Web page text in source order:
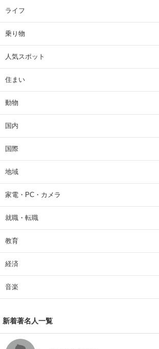
ライフ
乗り物
人気スポット
住まい
動物
国内
国際
地域
家電・PC・カメラ
就職・転職
教育
経済
音楽
新着著名人一覧